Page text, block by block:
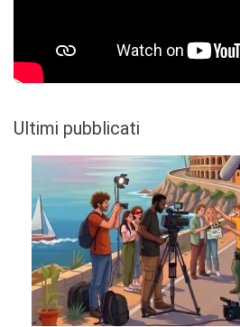
Ultimi pubblicati